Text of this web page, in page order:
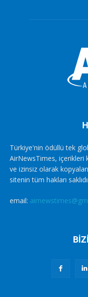
Türkiye'nin ödüllü tek
AirNewsTimes, içerikleri
ve izinsiz olarak
sitenin tüm hakları
email: